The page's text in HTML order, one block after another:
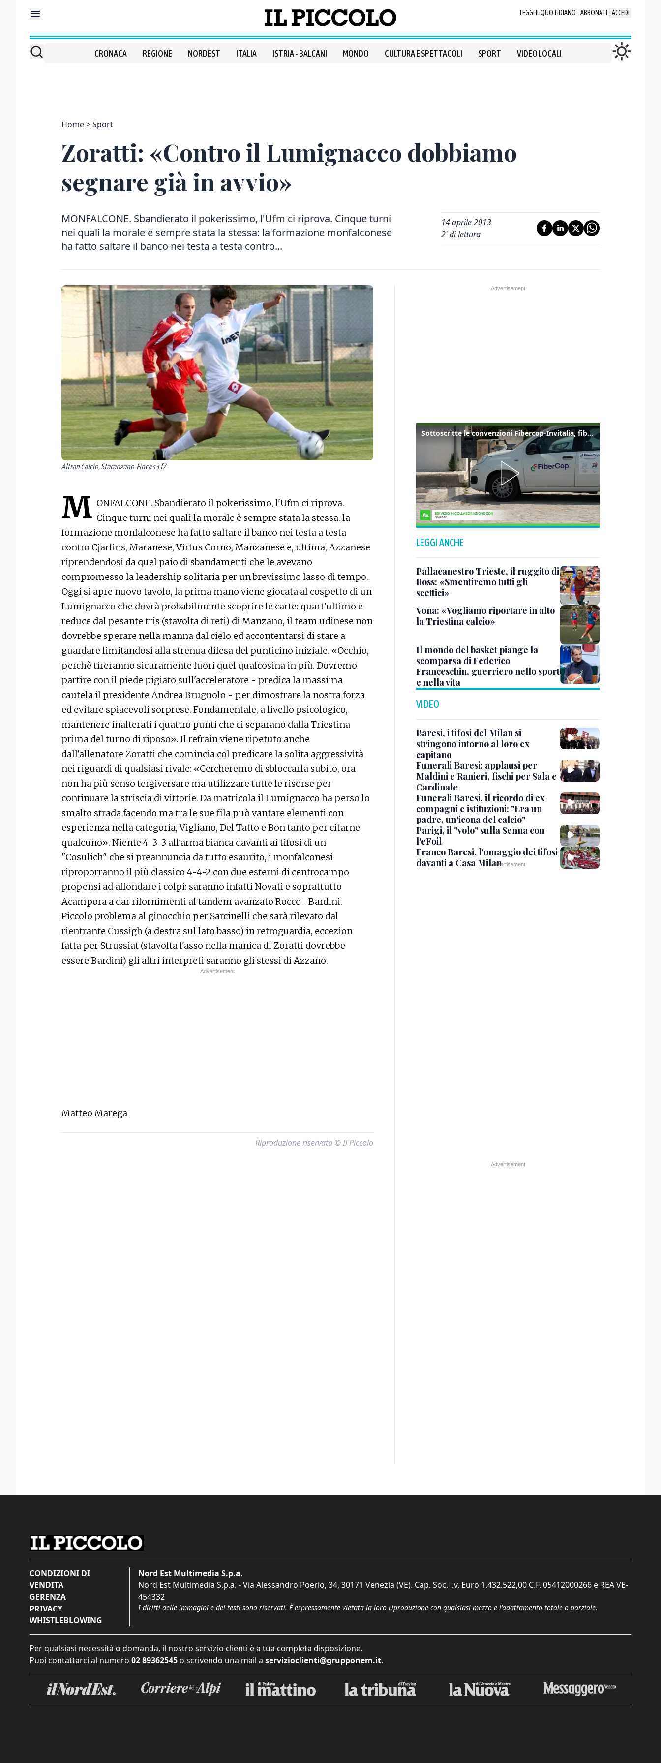
LEGGI IL QUOTIDIANO ABBONATI ACCEDI
CRONACA REGIONE NORDEST ITALIA ISTRIA - BALCANI MONDO CULTURA E SPETTACOLI SPORT VIDEO LOCALI
Home Sport
Zoratti: «Contro il Lumignacco dobbiamo
segnare già in avvio»
MONFALCONE. Sbandierato il pokerissimo, l'Ufm ci riprova. Cinque turni
nei quali la morale è sempre stata la stessa: la formazione monfalconese
ha fatto saltare il banco nei testa a testa contro...
14 aprile 2013
2' di lettura
Altran Calcio, Staranzano-Finca s3 f7
M ONFALCONE. Sbandierato il pokerissimo, l'Ufm ci riprova.
Cinque turni nei quali la morale è sempre stata la stessa: la
formazione monfalconese ha fatto saltare il banco nei testa a testa
contro Cjarlins, Maranese, Virtus Corno, Manzanese e, ultima, Azzanese
riprendendosi da quel paio di sbandamenti che le avevano
compromesso la leadership solitaria per un brevissimo lasso di tempo.
Oggi si apre nuovo tavolo, la prima mano viene giocata al cospetto di un
Lumignacco che dovrà probabilmente scoprire le carte: quart'ultimo e
reduce dal pesante tris (stavolta di reti) di Manzano, il team udinese non
dovrebbe sperare nella manna dal cielo ed accontentarsi di stare a
guardare limitandosi alla strenua difesa del punticino iniziale. «Occhio,
perchè tireranno sicuramente fuori quel qualcosina in più. Dovremo
partire con il piede pigiato sull'acceleratore - predica la massima
cautela il presidente Andrea Brugnolo - per dimostrare la nostra forza
ed evitare spiacevoli sorprese. Fondamentale, a livello psicologico,
mantenere inalterati i quattro punti che ci separano dalla Triestina
prima del turno di riposo». Il refrain viene ripetuto anche
dall'allenatore Zoratti che comincia col predicare la solita aggressività
nei riguardi di qualsiasi rivale: «Cercheremo di sbloccarla subito, ora
non ha più senso tergiversare ma utilizzare tutte le risorse per
continuare la striscia di vittorie. Da matricola il Lumignacco ha perso lo
smalto strada facendo ma tra le sue fila può vantare elementi con
esperienza nella categoria, Vigliano, Del Tatto e Bon tanto per citarne
qualcuno». Niente 4-3-3 all'arma bianca davanti ai tifosi di un
"Cosulich" che si preannuncia da tutto esaurito, i monfalconesi
riproporranno il più classico 4-4-2 con due esterni di centrocampo
propensi ad affondare i colpi: saranno infatti Novati e soprattutto
Acampora a dar rifornimenti al tandem avanzato Rocco- Bardini.
Piccolo problema al ginocchio per Sarcinelli che sarà rilevato dal
rientrante Cussigh (a destra sul lato basso) in retroguardia, eccezion
fatta per Strussiat (stavolta l'asso nella manica di Zoratti dovrebbe
essere Bardini) gli altri interpreti saranno gli stessi di Azzano.
Matteo Marega
Riproduzione riservata © Il Piccolo
Sottoscritte le convenzioni Fibercop-Invitalia, fibra ottica per 477 mila civici
LEGGI ANCHE
Pallacanestro Trieste, il ruggito di
Ross: «Smentiremo tutti gli
scettici»
Vona: «Vogliamo riportare in alto
la Triestina calcio»
Il mondo del basket piange la
scomparsa di Federico
Franceschin, guerriero nello sport
e nella vita
VIDEO
Baresi, i tifosi del Milan si
stringono intorno al loro ex
capitano
Funerali Baresi: applausi per
Maldini e Ranieri, fischi per Sala e
Cardinale
Funerali Baresi, il ricordo di ex
compagni e istituzioni: "Era un
padre, un'icona del calcio"
Parigi, il "volo" sulla Senna con
l'eFoil
Franco Baresi, l'omaggio dei tifosi
davanti a Casa Milan
CONDIZIONI DI
VENDITA
GERENZA
PRIVACY
WHISTLEBLOWING
Nord Est Multimedia S.p.a.
Nord Est Multimedia S.p.a. - Via Alessandro Poerio, 34, 30171 Venezia (VE). Cap. Soc. i.v. Euro 1.432.522,00 C.F. 05412000266 e REA VE-
454332
I diritti delle immagini e dei testi sono riservati. È espressamente vietata la loro riproduzione con qualsiasi mezzo e l'adattamento totale o parziale.
Per qualsiasi necessità o domanda, il nostro servizio clienti è a tua completa disposizione.
Puoi contattarci al numero 02 89362545 o scrivendo una mail a servizioclienti@grupponem.it.